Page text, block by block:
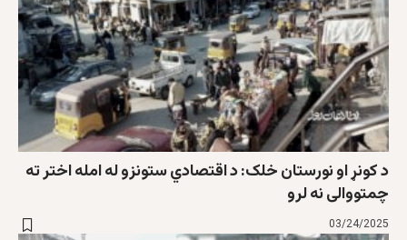
د کونړ او نورستان خلک: د اقتصادي ستونزو له امله اختر ته
چمتووالی نه لرو
03/24/2025